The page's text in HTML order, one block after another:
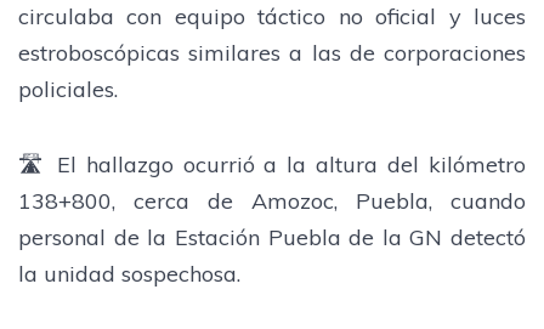
circulaba con equipo táctico no oficial y luces
estroboscópicas similares a las de corporaciones
policiales.
🛣️ El hallazgo ocurrió a la altura del kilómetro
138+800, cerca de Amozoc, Puebla, cuando
personal de la Estación Puebla de la GN detectó
la unidad sospechosa.